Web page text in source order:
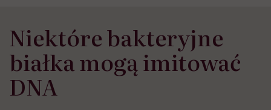
Niektóre bakteryjne
białka mogą imitować
DNA